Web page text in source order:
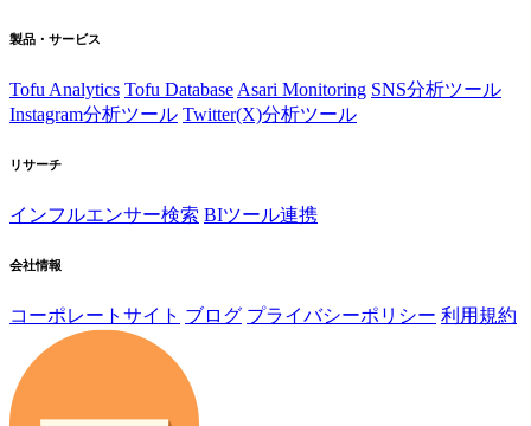
製品・サービス
Tofu Analytics Tofu Database Asari Monitoring SNS分析ツール
Instagram分析ツール Twitter(X)分析ツール
リサーチ
インフルエンサー検索 BIツール連携
会社情報
コーポレートサイト ブログ プライバシーポリシー 利用規約